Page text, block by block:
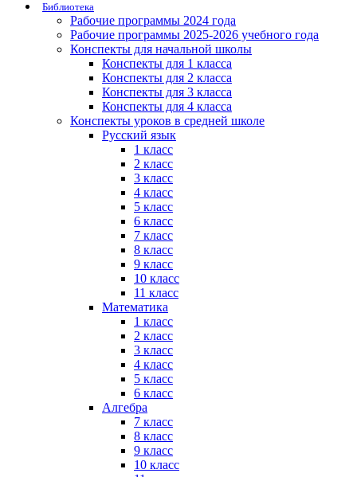
Библиотека
Рабочие программы 2024 года
Рабочие программы 2025-2026 учебного года
Конспекты для начальной школы
Конспекты для 1 класса
Конспекты для 2 класса
Конспекты для 3 класса
Конспекты для 4 класса
Конспекты уроков в средней школе
Русский язык
1 класс
2 класс
3 класс
4 класс
5 класс
6 класс
7 класс
8 класс
9 класс
10 класс
11 класс
Математика
1 класс
2 класс
3 класс
4 класс
5 класс
6 класс
Алгебра
7 класс
8 класс
9 класс
10 класс